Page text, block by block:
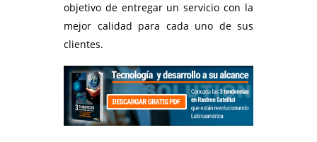
objetivo de entregar un servicio con la
mejor calidad para cada uno de sus
clientes.